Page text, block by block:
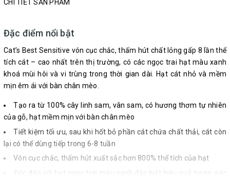
CHI TIẾT SẢN PHẨM
Đặc điểm nổi bật
Cat’s Best Sensitive vón cục chắc, thấm hút chất lỏng gấp 8 lần thể
tích cát – cao nhất trên thị trường, có các ngọc trai hạt màu xanh
khoá mùi hôi và vi trùng trong thời gian dài. Hạt cát nhỏ và mềm
mịn êm ái với bàn chân mèo.
Tạo ra từ 100% cây linh sam, vân sam, có hương thơm tự nhiên
của gỗ, hạt mềm mịn với bàn chân mèo
Tiết kiệm tối ưu, sau khi hốt bỏ phần cát chứa chất thải, cát còn
lại có thể dùng tiếp trong 6-8 tuần
Vón cục chắc, thấm hút xuất sắc hơn 800% thể tích của hạt
Độc đáo với hạt ngọc trai màu xanh đặc biệt hiệu quả trong việc